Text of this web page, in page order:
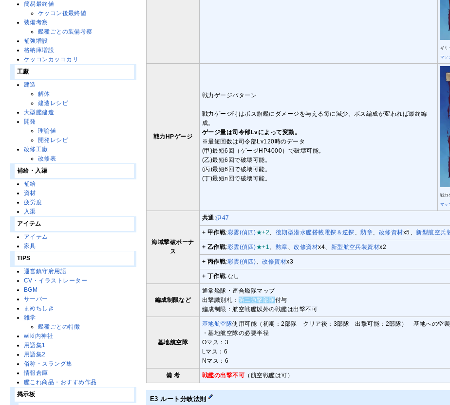
ギミ
マッ
戦力HPゲージ
戦力ゲージパターン
戦力ゲージ時はボス旗艦にダメージを与える毎に減少。ボス編成が変われば最終編
成。
ゲージ量は司令部Lvによって変動。
※最短回数は司令部Lv120時のデータ
(甲)最短6回（ゲージHP4000）で破壊可能。
(乙)最短6回で破壊可能。
(丙)最短6回で破壊可能。
(丁)最短n回で破壊可能。
戦力
マッ
海域撃破ボーナ
ス
共通:伊47
+ 甲作戦:彩雲(偵四)★+2、 後期型潜水艦搭載電探＆逆探、勲章、 改修資材x5、新型航空兵
+ 乙作戦:彩雲(偵四)★+1、 勲章、改修資材x4、 新型航空兵装資材x2
+ 丙作戦:彩雲(偵四)、改修資材x3
+ 丁作戦:なし
編成制限など
通常艦隊・連合艦隊マップ
出撃識別札： 第二遊撃部隊付与
編成制限：航空戦艦以外の戦艦は出撃不可
基地航空隊
基地航空隊使用可能（初期：2部隊 クリア後：3部隊 出撃可能：2部隊） 基地への空
・基地航空隊の必要半径
Oマス：3
Lマス：6
Nマス：6
備 考 戦艦の出撃不可 （航空戦艦は可）
E3 ルート分岐法則
簡易最終値
ケッコン後最終値
装備考察
艦種ごとの装備考察
補強増設
格納庫増設
ケッコンカッコカリ
工廠
建造
解体
建造レシピ
大型艦建造
開発
理論値
開発レシピ
改修工廠
改修表
補給・入渠
補給
資材
疲労度
入渠
アイテム
アイテム
家具
TIPS
運営鎮守府用語
CV・イラストレーター
BGM
サーバー
まめちしき
雑学
艦種ごとの特徴
wiki内神社
用語集1
用語集2
俗称・スラング集
情報倉庫
艦これ商品・おすすめ作品
掲示板